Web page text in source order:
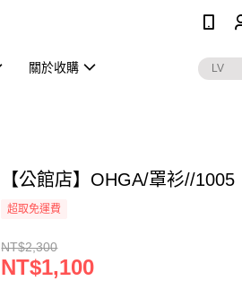
關於收購
【公館店】OHGA/罩衫//1005
超取免運費
NT$2,300
NT$1,100